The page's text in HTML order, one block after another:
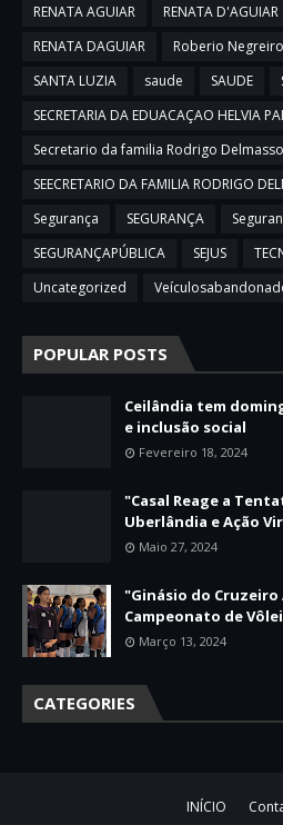
RENATA AGUIAR
RENATA D'AGUIAR
RENATA DAGUIAR
Roberio
SANTA LUZIA
saude SAUDE
SECRETARIA DA EDUACAÇAO HELVIA
Secretario da familia Rodrigo Delmasso
SEECRETARIO DA FAMILIA RODRIGO
Segurança
SEGURANÇA
SEGURANÇAPÚBLICA
SEJUS
Uncategorized
POPULAR POSTS
Ceilândia tem
e inclusão social
Fevereiro 18, 2024
"Casal Reage a
Uberlândia e Ação
Maio 27, 2024
"Ginásio do Cruzeiro
Campeonato de
Março 13, 2024
CATEGORIES
INÍCIO